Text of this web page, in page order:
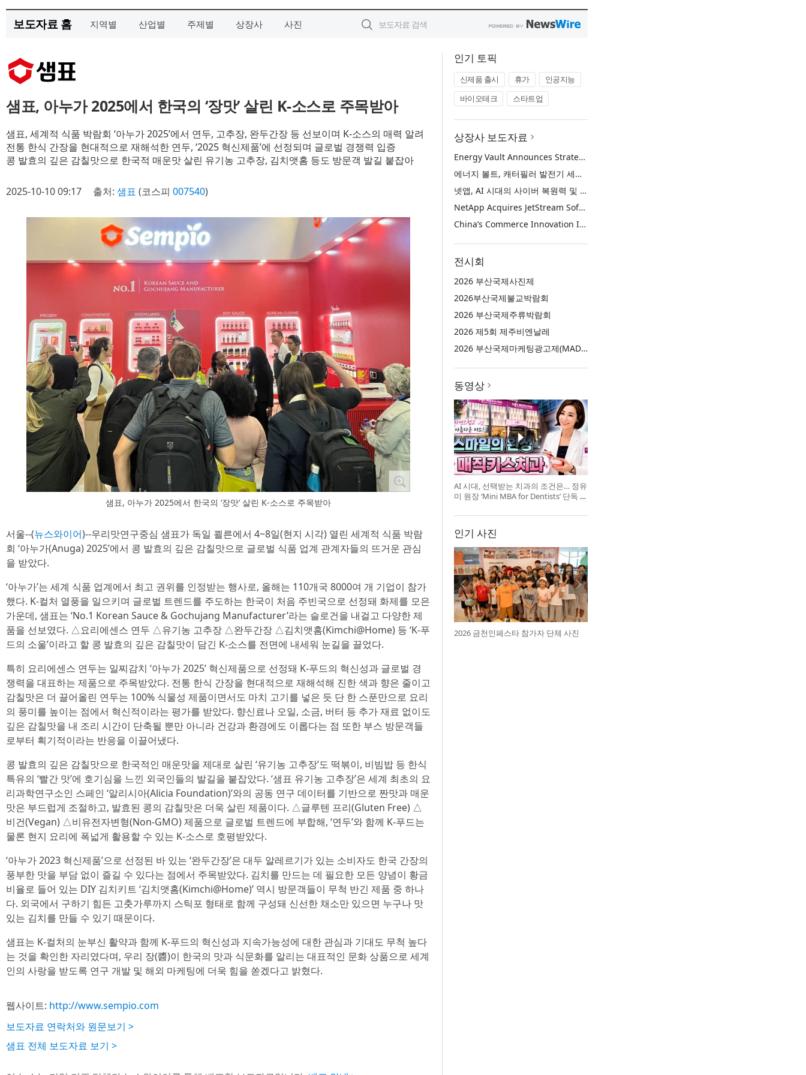
보도자료 홈 지역별 산업별 주제별 상장사 사진
샘표, 아누가 2025에서 한국의 ‘장맛’ 살린 K-소스로 주목받아
샘표, 세계적 식품 박람회 ‘아누가 2025’에서 연두, 고추장, 완두간장 등 선보이며 K-소스의 매력 알려
전통 한식 간장을 현대적으로 재해석한 연두, ‘2025 혁신제품’에 선정되며 글로벌 경쟁력 입증
콩 발효의 깊은 감칠맛으로 한국적 매운맛 살린 유기농 고추장, 김치앳홈 등도 방문객 발길 붙잡아
2025-10-10 09:17 출처: 샘표 (코스피 007540)
샘표, 아누가 2025에서 한국의 ‘장맛’ 살린 K-소스로 주목받아
서울--(뉴스와이어)--우리맛연구중심 샘표가 독일 쾰른에서 4~8일(현지 시각) 열린 세계적 식품 박람
회 ‘아누가(Anuga) 2025’에서 콩 발효의 깊은 감칠맛으로 글로벌 식품 업계 관계자들의 뜨거운 관심
을 받았다.
‘아누가’는 세계 식품 업계에서 최고 권위를 인정받는 행사로, 올해는 110개국 8000여 개 기업이 참가
했다. K-컬처 열풍을 일으키며 글로벌 트렌드를 주도하는 한국이 처음 주빈국으로 선정돼 화제를 모은
가운데, 샘표는 ‘No.1 Korean Sauce & Gochujang Manufacturer’라는 슬로건을 내걸고 다양한 제
품을 선보였다. △요리에센스 연두 △유기농 고추장 △완두간장 △김치앳홈(Kimchi@Home) 등 ‘K-푸
드의 소울’이라고 할 콩 발효의 깊은 감칠맛이 담긴 K-소스를 전면에 내세워 눈길을 끌었다.
특히 요리에센스 연두는 일찌감치 ‘아누가 2025’ 혁신제품으로 선정돼 K-푸드의 혁신성과 글로벌 경
쟁력을 대표하는 제품으로 주목받았다. 전통 한식 간장을 현대적으로 재해석해 진한 색과 향은 줄이고
감칠맛은 더 끌어올린 연두는 100% 식물성 제품이면서도 마치 고기를 넣은 듯 단 한 스푼만으로 요리
의 풍미를 높이는 점에서 혁신적이라는 평가를 받았다. 향신료나 오일, 소금, 버터 등 추가 재료 없이도
깊은 감칠맛을 내 조리 시간이 단축될 뿐만 아니라 건강과 환경에도 이롭다는 점 또한 부스 방문객들
로부터 획기적이라는 반응을 이끌어냈다.
콩 발효의 깊은 감칠맛으로 한국적인 매운맛을 제대로 살린 ‘유기농 고추장’도 떡볶이, 비빔밥 등 한식
특유의 ‘빨간 맛’에 호기심을 느낀 외국인들의 발길을 붙잡았다. ‘샘표 유기농 고추장’은 세계 최초의 요
리과학연구소인 스페인 ‘알리시아(Alicia Foundation)’와의 공동 연구 데이터를 기반으로 짠맛과 매운
맛은 부드럽게 조절하고, 발효된 콩의 감칠맛은 더욱 살린 제품이다. △글루텐 프리(Gluten Free) △
비건(Vegan) △비유전자변형(Non-GMO) 제품으로 글로벌 트렌드에 부합해, ‘연두’와 함께 K-푸드는
물론 현지 요리에 폭넓게 활용할 수 있는 K-소스로 호평받았다.
‘아누가 2023 혁신제품’으로 선정된 바 있는 ‘완두간장’은 대두 알레르기가 있는 소비자도 한국 간장의
풍부한 맛을 부담 없이 즐길 수 있다는 점에서 주목받았다. 김치를 만드는 데 필요한 모든 양념이 황금
비율로 들어 있는 DIY 김치키트 ‘김치앳홈(Kimchi@Home)’ 역시 방문객들이 무척 반긴 제품 중 하나
다. 외국에서 구하기 힘든 고춧가루까지 스틱포 형태로 함께 구성돼 신선한 채소만 있으면 누구나 맛
있는 김치를 만들 수 있기 때문이다.
샘표는 K-컬처의 눈부신 활약과 함께 K-푸드의 혁신성과 지속가능성에 대한 관심과 기대도 무척 높다
는 것을 확인한 자리였다며, 우리 장(醬)이 한국의 맛과 식문화를 알리는 대표적인 문화 상품으로 세계
인의 사랑을 받도록 연구 개발 및 해외 마케팅에 더욱 힘을 쏟겠다고 밝혔다.
웹사이트: http://www.sempio.com
보도자료 연락처와 원문보기 >
샘표 전체 보도자료 보기 >
인기 토픽
신제품 출시 휴가
인공지능
바이오테크
스타트업
상장사 보도자료
Energy Vault Announces Strategic Agreement to Deploy 1.25 GW of Integrated Power Infrastructure for Hyperscaler AI Data Center with Leading Power Generation EPC Deploying Caterpillar Gensets
에너지 볼트, 캐터필러 발전기 세트 배치 중인 선도적인 발전 EPC를 통해 하이퍼스케일러 AI 데이터센터를 위한 1.25 GW 통합 전력 인프라 구축을 위한 전략적 계약 체결
넷앱, AI 시대의 사이버 복원력 및 데이터 보호 강화를 위해 젯스트림 소프트웨어 인수
NetApp Acquires JetStream Software to Advance Cyber Resilience and Data Protection for the AI Era
China’s Commerce Innovation Is Reshaping Global Retail
전시회
2026 부산국제사진제
2026부산국제불교박람회
2026 부산국제주류박람회
2026 제5회 제주비엔날레
2026 부산국제마케팅광고제(MAD STARS 2026)
동영상
AI 시대, 선택받는 치과의 조건은… 정유
미 원장 ‘Mini MBA for Dentists’ 단독 특
인기 사진
2026 금천인페스타 참가자 단체 사진